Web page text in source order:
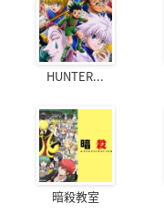
HUNTER...
暗殺教室